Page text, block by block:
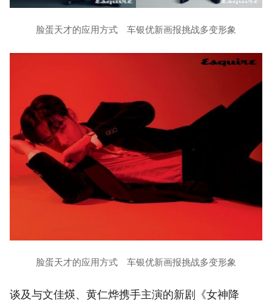
脸蛋天才的应用方式 车银优新画报挑战多变形象
脸蛋天才的应用方式 车银优新画报挑战多变形象
谈及与文佳煐、黄仁烨携手主演的新剧《女神降